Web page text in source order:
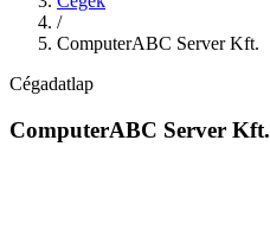
/
ComputerABC Server Kft.
Cégadatlap
ComputerABC Server Kft.